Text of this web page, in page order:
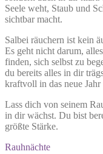
Seele weht, Staub und
sichtbar macht.
Salbei räuchern ist kein
Es geht nicht darum,
finden, sich selbst zu
du bereits alles in dir
kraftvoll in das neue Jahr
Lass dich von seinem
in dir wächst. Du bist
größte Stärke.
Rauhnächte